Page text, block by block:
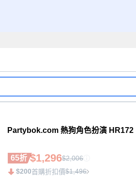
Partybok.com 熱狗角色扮演 HR172
65折 $1,296$2,006
$200首購折扣價$1,496